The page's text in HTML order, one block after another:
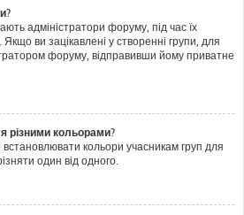
адміністратори форуму, під час їх
Якщо ви зацікавлені у створенні групи, для
форуму, відправивши йому приватне
різними кольорами?
кольори учасникам груп для
один від одного.